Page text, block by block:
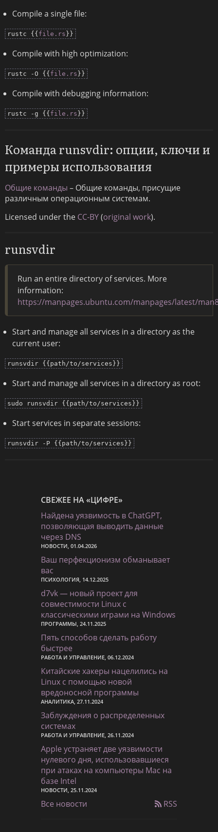
Compile a single file:
rustc {{file.rs}}
Compile with high optimization:
rustc -O {{file.rs}}
Compile with debugging information:
rustc -g {{file.rs}}
Команда runsvdir: опции, ключи и
примеры использования
Общие команды – Общие команды, присущие
различным операционным системам.
Licensed under the CC-BY(original work).
runsvdir
Run an entire directory of services. More
information:
https://manpages.ubuntu.com/manpages/latest/
Start and manage all services in a directory as the
current user:
runsvdir {{path/to/services}}
Start and manage all services in a directory as root:
sudo runsvdir {{path/to/services}}
Start services in separate sessions:
runsvdir -P {{path/to/services}}
СВЕЖЕЕ НА «ЦИФРЕ»
Найдена уязвимость в ChatGPT,
позволяющая выводить данные
через DNS
НОВОСТИ, 01.04.2026
Ваш перфекционизм обманывает
вас
ПСИХОЛОГИЯ, 14.12.2025
d7vk — новый проект для
совместимости Linux с
классическими играми на Windows
ПРОГРАММЫ, 24.11.2025
Пять способов сделать работу
быстрее
РАБОТА И УПРАВЛЕНИЕ, 06.12.2024
Китайские хакеры нацелились на
Linux с помощью новой
вредоносной программы
АНАЛИТИКА, 27.11.2024
Заблуждения о распределенных
системах
РАБОТА И УПРАВЛЕНИЕ, 26.11.2024
Apple устраняет две уязвимости
нулевого дня, использовавшиеся
при атаках на компьютеры Mac на
базе Intel
НОВОСТИ, 25.11.2024
Все новости RSS